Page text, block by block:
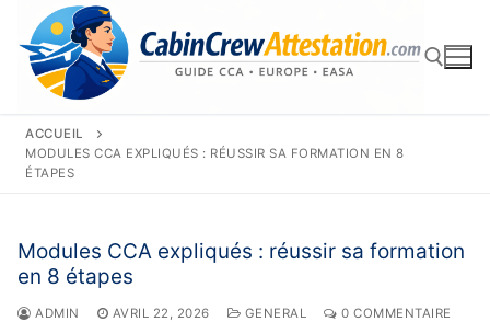
contenu
Rechercher :
ACCUEIL
MODULES CCA EXPLIQUÉS : RÉUSSIR SA FORMATION EN 8
ÉTAPES
Modules CCA expliqués : réussir sa formation
en 8 étapes
ADMIN AVRIL 22, 2026 GENERAL 0 COMMENTAIRE